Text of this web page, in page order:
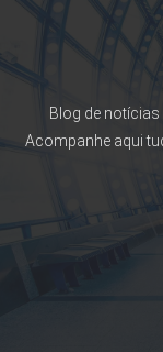
Blog de
Acompanhe aqui